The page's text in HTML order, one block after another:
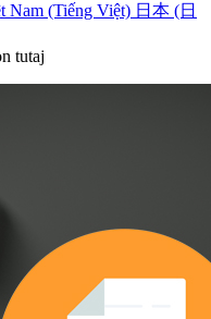
Nam (Tiếng Việt) 日本 (日
tutaj